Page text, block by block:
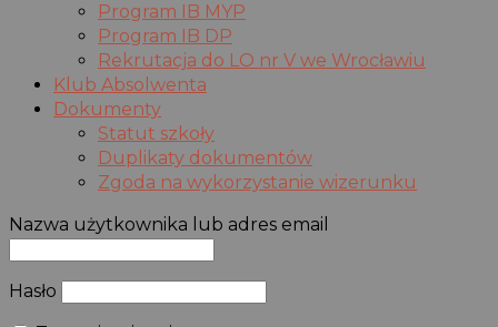
Program IB MYP
Program IB DP
Rekrutacja do LO nr V we Wrocławiu
Klub Absolwenta
Dokumenty
Statut szkoły
Duplikaty dokumentów
Zgoda na wykorzystanie wizerunku
Nazwa użytkownika lub adres email
Hasło